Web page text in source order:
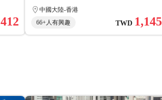
412
票|（免費贈送防滑襪 + HKD 50 餐
飲優惠券)
中國大陸-香港
66+人有興趣
TWD 1,145